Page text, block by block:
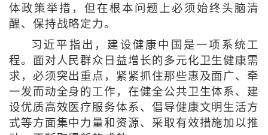
体政策举措，但在根本问题上必须始终头脑清
醒、保持战略定力。
习近平指出，建设健康中国是一项系统工
程。面对人民群众日益增长的多元化卫生健康需
求，必须突出重点，紧紧抓住那些惠及面广、牵
一发而动全身的工作，在健全公共卫生体系、建
设优质高效医疗服务体系、倡导健康文明生活方
式等方面集中力量和资源、采取有效措施加以推